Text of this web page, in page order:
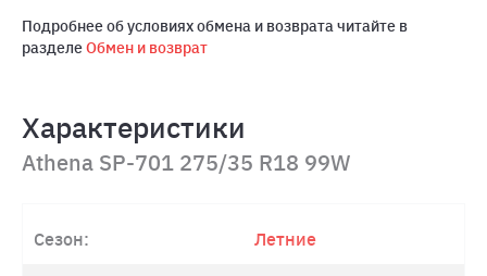
Подробнее об условиях обмена и возврата читайте в
разделеОбмен и возврат
Характеристики
Athena SP-701 275/35 R18 99W
Сезон: Летние